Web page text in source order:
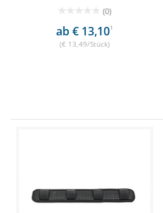
(0)
ab € 13,101
(€ 13,49/Stück)